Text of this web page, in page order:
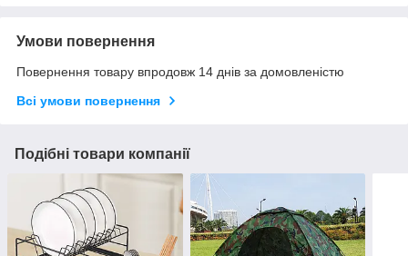
Умови повернення
Повернення товару впродовж 14 днів за домовленістю
Всі умови повернення
Подібні товари компанії